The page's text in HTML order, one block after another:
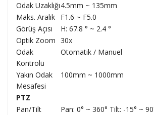
Odak Uzaklığı4.5mm ~ 135mm
Maks. Aralık
F1.6 ~ F5.0
Görüş Açısı
H: 67.8 ° ~ 2.4 °
Optik Zoom 30x
Odak
Kontrolü
Otomatik / Manuel
Yakın Odak
Mesafesi
100mm ~ 1000mm
PTZ
Pan/Tilt
Pan: 0° ~ 360° Tilt: -15° ~